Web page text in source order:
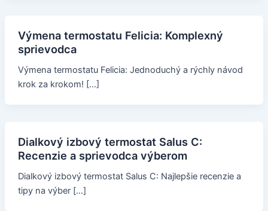
Výmena termostatu Felicia: Komplexný
sprievodca
Výmena termostatu Felicia: Jednoduchý a rýchly návod
krok za krokom! […]
Dialkový izbový termostat Salus C:
Recenzie a sprievodca výberom
Dialkový izbový termostat Salus C: Najlepšie recenzie a
tipy na výber […]